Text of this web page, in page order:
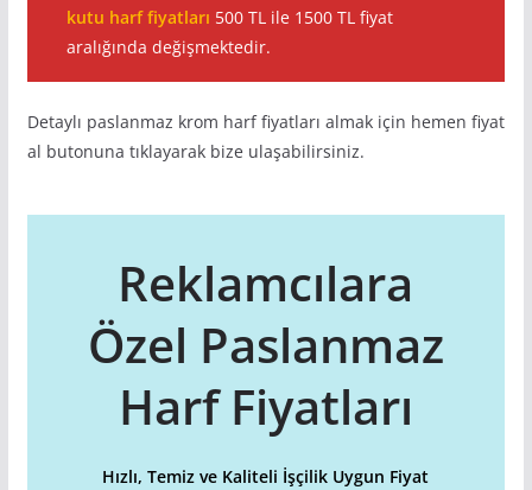
kutu harf fiyatları 500 TL ile 1500 TL fiyat
aralığında değişmektedir.
Detaylı paslanmaz krom harf fiyatları almak için hemen fiyat
al butonuna tıklayarak bize ulaşabilirsiniz.
Reklamcılara
Özel Paslanmaz
Harf Fiyatları
Hızlı, Temiz ve Kaliteli İşçilik Uygun Fiyat